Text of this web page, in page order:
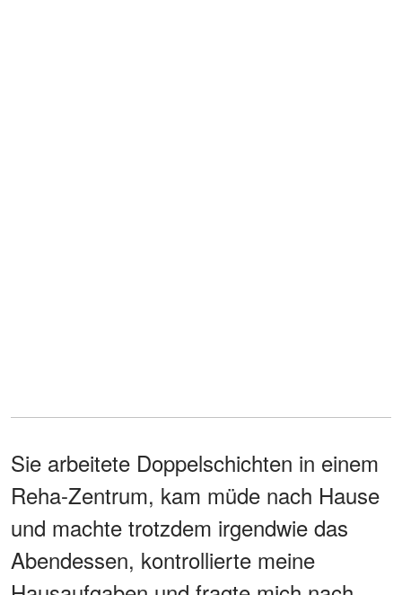
Sie arbeitete Doppelschichten in einem
Reha-Zentrum, kam müde nach Hause
und machte trotzdem irgendwie das
Abendessen, kontrollierte meine